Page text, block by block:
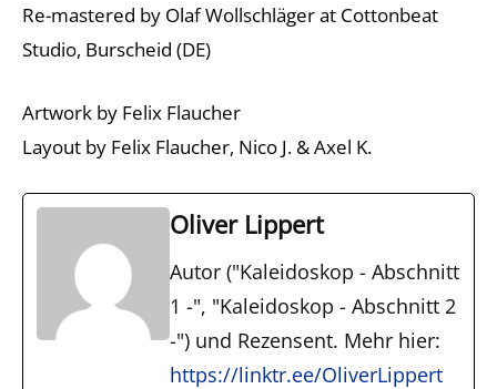
Re-mastered by Olaf Wollschläger at Cottonbeat
Studio, Burscheid (DE)
Artwork by Felix Flaucher
Layout by Felix Flaucher, Nico J. & Axel K.
Oliver Lippert
Autor ("Kaleidoskop - Abschnitt
1 -", "Kaleidoskop - Abschnitt 2
-") und Rezensent. Mehr hier:
https://linktr.ee/OliverLippert